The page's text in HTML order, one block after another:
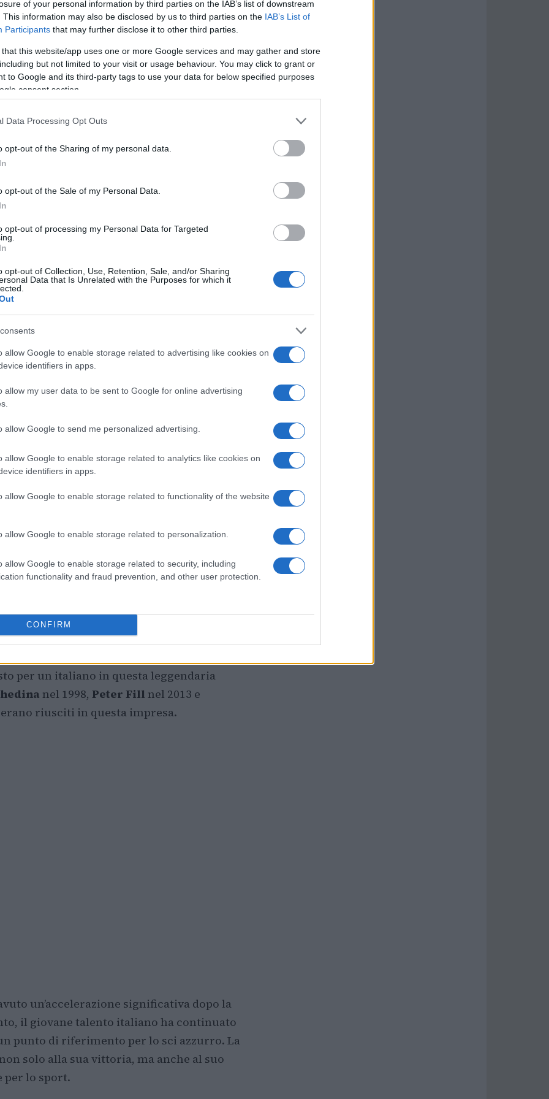
of your personal information by third parties on the IAB’s list of downstream
This information may also be disclosed by us to third parties on the IAB’s List of
Participants that may further disclose it to other third parties.
that this website/app uses one or more Google services and may gather and store
but not limited to your visit or usage behaviour. You may click to grant or
to Google and its third-party tags to use your data for below specified purposes
consent section.
Data Processing Opt Outs
opt-out of the Sharing of my personal data.
opt-out of the Sale of my Personal Data.
opt-out of processing my Personal Data for Targeted
opt-out of Collection, Use, Retention, Sale, and/or Sharing
Data that Is Unrelated with the Purposes for which it
allow Google to enable storage related to advertising like cookies on
identifiers in apps.
allow my user data to be sent to Google for online advertising
allow Google to send me personalized advertising.
allow Google to enable storage related to analytics like cookies on
identifiers in apps.
allow Google to enable storage related to functionality of the website
allow Google to enable storage related to personalization.
allow Google to enable storage related to security, including
functionality and fraud prevention, and other user protection.
CONFIRM
per il 25enne diManerba del Gardae per
Streif
Franzoni, è un simbolo tangibile del
dopo la vittoria che ha cambiato la sua
nel cuore del
cerimonia, officiata da
Club
ha espresso la sua gratitudine con
anche per questa giornata, posso solo dirvi
parte della lista di coloro che sono nell’albo
è stata un evento storico. Partendo
7 centesimi al campione elvetico
per un italiano in questa leggendaria
nel 1998, Peter Fill nel 2013 e
erano riusciti in questa impresa.
un’accelerazione significativa dopo la
il giovane talento italiano ha continuato
punto di riferimento per lo sci azzurro. La
solo alla sua vittoria, ma anche al suo
per lo sport.